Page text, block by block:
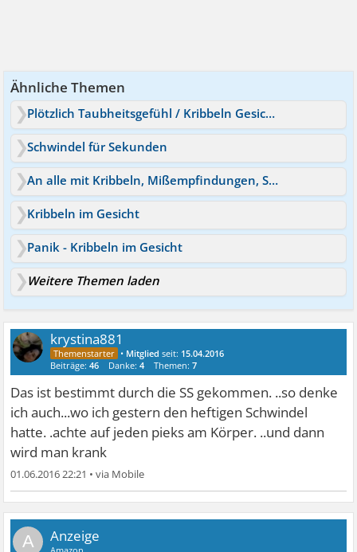
Ähnliche Themen
Plötzlich Taubheitsgefühl / Kribbeln Gesicht und Hände
Schwindel für Sekunden
An alle mit Kribbeln, Mißempfindungen, Schwindel.Tipp
Kribbeln im Gesicht
Panik - Kribbeln im Gesicht
Weitere Themen laden
krystina881
• Mitglied seit: 15.04.2016
Beiträge:46 Danke:4 Themen:7
Das ist bestimmt durch die SS gekommen. ..so denke
ich auch...wo ich gestern den heftigen Schwindel
hatte. .achte auf jeden pieks am Körper. ..und dann
wird man krank
01.06.2016 22:21 •
A